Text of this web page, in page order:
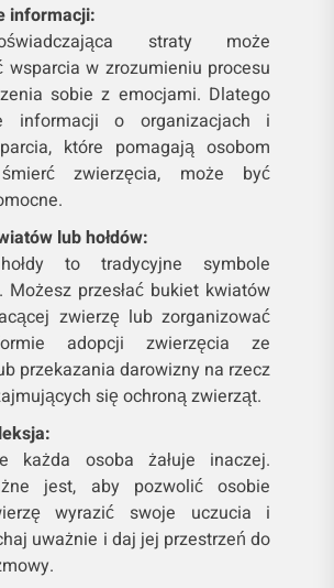
informacji:
straty może
wsparcia w zrozumieniu procesu
sobie z emocjami. Dlatego
informacji o organizacjach i
które pomagają osobom
śmierć zwierzęcia, może być
lub hołdów:
to tradycyjne symbole
Możesz przesłać bukiet kwiatów
zwierzę lub zorganizować
adopcji zwierzęcia ze
przekazania darowizny na rzecz
się ochroną zwierząt.
każda osoba żałuje inaczej.
jest, aby pozwolić osobie
wyrazić swoje uczucia i
uważnie i daj jej przestrzeń do